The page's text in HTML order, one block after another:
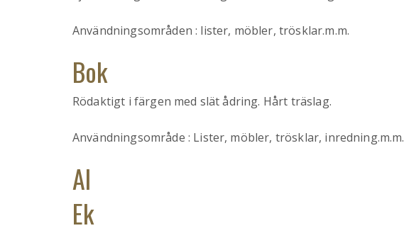
Användningsområden : lister, möbler, trösklar.m.m.
Bok
Rödaktigt i färgen med slät ådring. Hårt träslag.
Användningsområde : Lister, möbler, trösklar, inredning.m.m.
Al
Ek